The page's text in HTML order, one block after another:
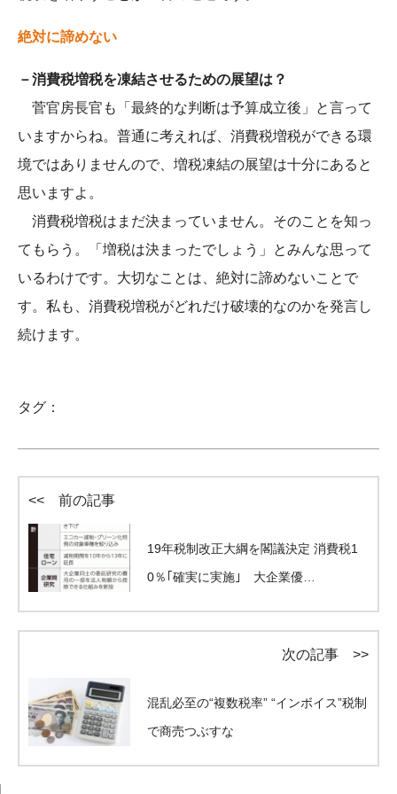
絶対に諦めない
－消費税増税を凍結させるための展望は？
菅官房長官も「最終的な判断は予算成立後」と言って
いますからね。普通に考えれば、消費税増税ができる環
境ではありませんので、増税凍結の展望は十分にあると
思いますよ。
消費税増税はまだ決まっていません。そのことを知っ
てもらう。「増税は決まったでしょう」とみんな思って
いるわけです。大切なことは、絶対に諦めないことで
す。私も、消費税増税がどれだけ破壊的なのかを発言し
続けます。
タグ：
<< 前の記事
19年税制改正大綱を閣議決定 消費税1
0％｢確実に実施｣ 大企業優…
次の記事 >>
混乱必至の“複数税率” “インボイス”税制
で商売つぶすな